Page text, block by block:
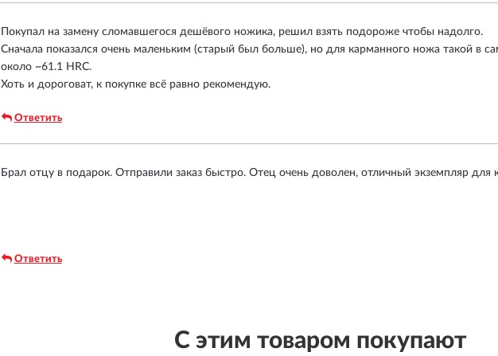
Покупал на замену сломавшегося дешёвого ножика, решил взять подороже чтобы надолго.
Сначала показался очень маленьким (старый был больше), но для карманного ножа такой в
около ~61.1 HRC.
Хоть и дороговат, к покупке всё равно рекомендую.
Ответить
Брал отцу в подарок. Отправили заказ быстро. Отец очень доволен, отличный экземпляр для
Ответить
С этим товаром покупают